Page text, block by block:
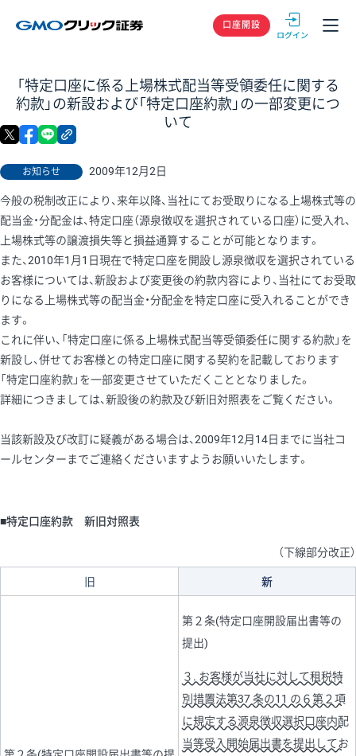
GMOクリック
口座開設
「特定口座に係る上場株式配当等受領委任に関する
約款」の新設および「特定口座約款」の一部変更につ
いて
お知らせ 2009年12月2日
X facebook
今般の税制改正により、来年以降、当社にてお受取りになる上場株式等の
配当金・分配金は、特定口座（源泉徴収を選択されている口座）に受入れ、
上場株式等の譲渡損失等と損益通算することが可能となります。
また、2010年1月1日現在で特定口座を開設し源泉徴収を選択されている
お客様については、新設および変更後の約款内容により、当社にてお受取
りになる上場株式等の配当金・分配金を特定口座に受入れることができ
ます。
これに伴い、「特定口座に係る上場株式配当等受領委任に関する約款」を
新設し、併せてお客様との特定口座に関する契約を記載しております
「特定口座約款」を一部変更させていただくこととなりました。
詳細につきましては、新設後の約款及び新旧対照表をご覧ください。
当該新設及び改訂に疑義がある場合は、2009年12月14日までに当社コ
ールセンターまでご連絡くださいますようお願いいたします。
■特定口座約款 新旧対照表
（下線部分改正）
旧 新
第２条(特定口座開設届出書等の
提出)
３. お客様が当社に対して租税特
別措置法第37 条の11 の６第２項
に規定する源泉徴収選択口座内配
当等受入開始届出書を提出してお